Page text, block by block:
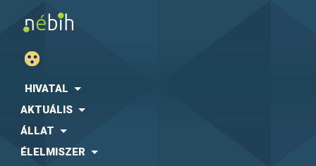
HIVATAL
AKTUÁLIS
ÁLLAT
ÉLELMISZER